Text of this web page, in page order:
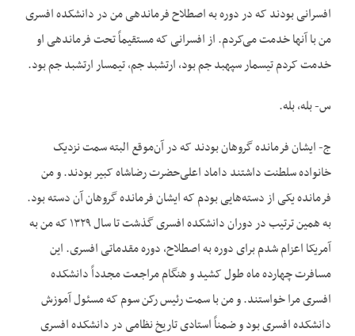
افسرانی بودند که در دوره به اصطلاح فرماندهی من در دانشکده افسری
من با آنها خدمت می‌کردم. از افسرانی که مستقیماً تحت فرماندهی او
خدمت کردم تیسمار سپهبد جم بود، ارتشبد جم، تیمسار ارتشبد جم بود.
س- بله، بله.
ج- ایشان فرمانده گروهان بودند که در آن‌موقع البته سمت نزدیک
خانواده سلطنت داشتند داماد اعلی‌حضرت رضا‌شاه کبیر بودند. و من
فرمانده یکی از دسته‌‌هایی بودم که ایشان فرمانده گروهان آن دسته بود.
به همین ترتیب در دوران دانشکده افسری گذشت تا سال ۱۳۲۹ که من به
آمریکا اعزام شدم برای دوره به اصطلاح، دوره مقدماتی افسری. این
مسافرت چهارده ماه طول کشید و هنگام مراجعت مجدداً دانشکده
افسری مرا خواستند. و من با سمت رئیس رکن سوم که مسئول آموزش
دانشکده افسری بود و ضمناً استادی تاریخ نظامی در دانشکده افسری